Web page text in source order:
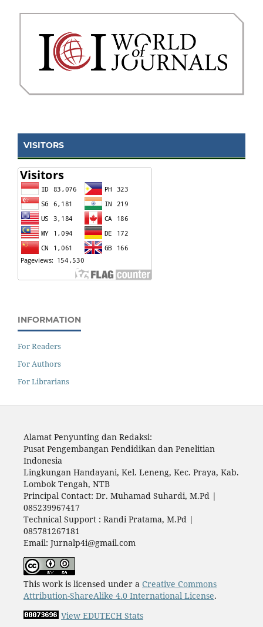
VISITORS
INFORMATION
For Readers
For Authors
For Librarians
Alamat Penyunting dan Redaksi:
Pusat Pengembangan Pendidikan dan Penelitian
Indonesia
Lingkungan Handayani, Kel. Leneng, Kec. Praya, Kab.
Lombok Tengah, NTB
Principal Contact: Dr. Muhamad Suhardi, M.Pd |
085239967417
Technical Support : Randi Pratama, M.Pd |
085781267181
Email: Jurnalp4i@gmail.com
This work is licensed under a Creative Commons
Attribution-ShareAlike 4.0 International License.
View EDUTECH Stats